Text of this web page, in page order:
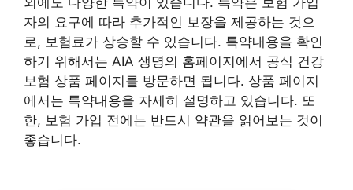
자의 요구에 따라 추가적인 보장을 제공하는 것으
로, 보험료가 상승할 수 있습니다. 특약내용을 확인
하기 위해서는 AIA 생명의 홈페이지에서 공식 건강
보험 상품 페이지를 방문하면 됩니다. 상품 페이지
에서는 특약내용을 자세히 설명하고 있습니다. 또
한, 보험 가입 전에는 반드시 약관을 읽어보는 것이
좋습니다.